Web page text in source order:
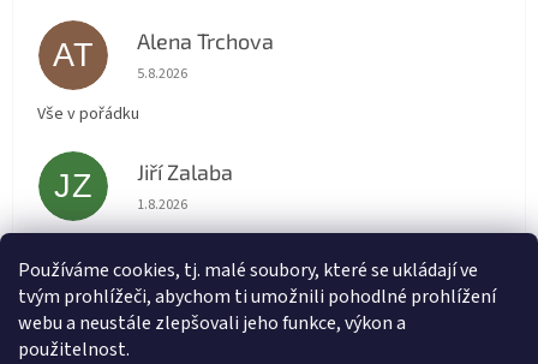
Používáme cookies, tj. malé soubory, které se ukládají ve
tvým prohlížeči, abychom ti umožnili pohodlné prohlížení
webu a neustále zlepšovali jeho funkce, výkon a
použitelnost.
AT Alena Trchova
Hodnocení obchodu je 5 z 5 hvězdiček.
5.8.2026
Vše v pořádku
JZ Jiří Zalaba
Hodnocení obchodu je 5 z 5 hvězdiček.
1.8.2026
L Lída
Hodnocení obchodu je 5 z 5 hvězdiček.
31.7.2026